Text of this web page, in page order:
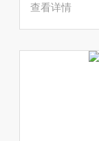
查看详情